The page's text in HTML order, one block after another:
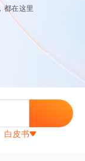
都在这里
白皮书